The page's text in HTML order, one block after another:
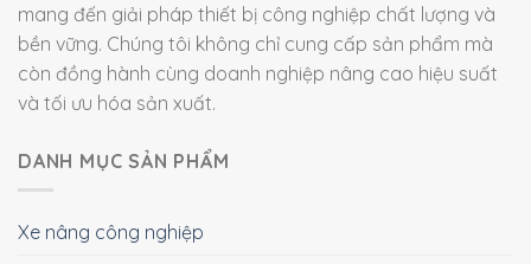
mang đến giải pháp thiết bị công nghiệp chất lượng và
bền vững. Chúng tôi không chỉ cung cấp sản phẩm mà
còn đồng hành cùng doanh nghiệp nâng cao hiệu suất
và tối ưu hóa sản xuất.
DANH MỤC SẢN PHẨM
Xe nâng công nghiệp